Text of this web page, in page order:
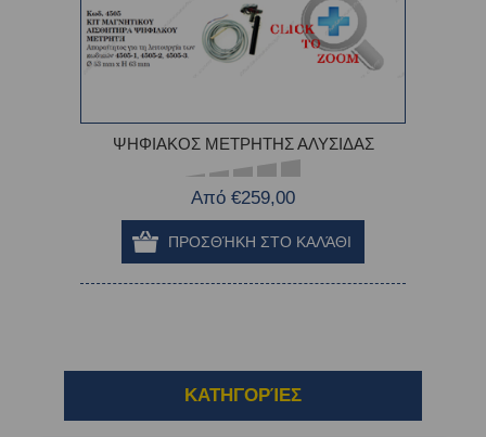
ΨΗΦΙΑΚΟΣ ΜΕΤΡΗΤΗΣ ΑΛΥΣΙΔΑΣ
Από €259,00
ΚΑΤΗΓΟΡΊΕΣ